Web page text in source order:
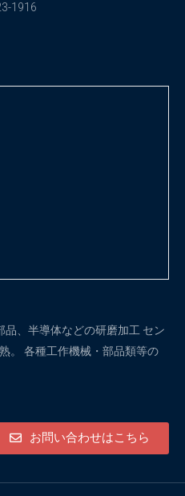
1916
品、半導体などの研磨加工 セン
。 各種工作機械・部品類等の
お問い合わせはこちら